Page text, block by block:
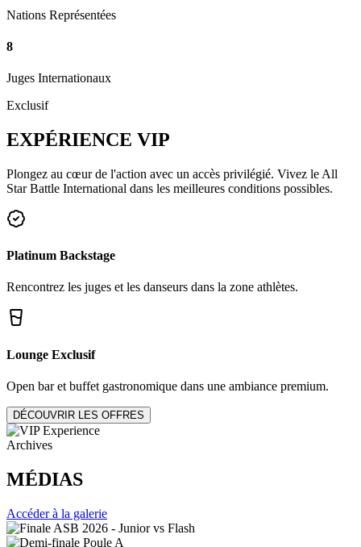
Nations Représentées
8
Juges Internationaux
Exclusif
EXPÉRIENCE VIP
Plongez au cœur de l'action avec un accès privilégié. Vivez le All
Star Battle International dans les meilleures conditions possibles.
Platinum Backstage
Rencontrez les juges et les danseurs dans la zone athlètes.
Lounge Exclusif
Open bar et buffet gastronomique dans une ambiance premium.
DÉCOUVRIR LES OFFRES
Archives
MÉDIAS
Accéder à la galerie